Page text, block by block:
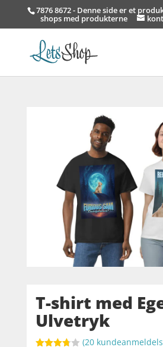
7876 8672 - Denne side er et
shops med produkterne
T-shirt med
Ulvetryk
(20